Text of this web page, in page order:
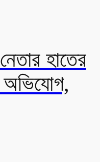
হাতের
অভিযোগ,